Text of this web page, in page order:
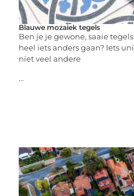
Blauwe mozaiek tegels
Ben je je gewone, saaie
heel iets anders gaan? Iets
niet veel andere
...